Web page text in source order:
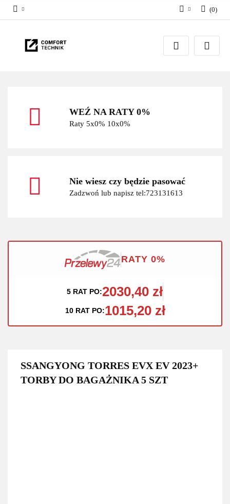
Zaloguj się
Zarejestruj się
(0)
WEŹ NA RATY 0%
Raty 5x0% 10x0%
Nie wiesz czy będzie pasować
Zadzwoń lub napisz tel:723131613
RATY 0%
5 RAT PO:2030,40 zł
10 RAT PO:1015,20 zł
SSANGYONG TORRES EVX EV 2023+
TORBY DO BAGAŻNIKA 5 SZT